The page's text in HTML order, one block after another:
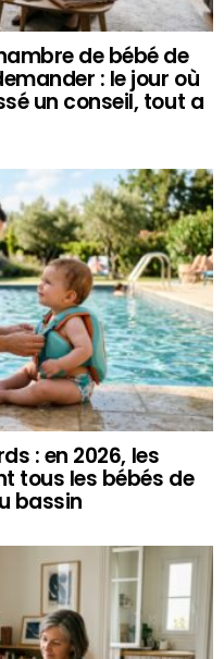
de bébé de
: le jour où
un conseil, tout a
: en 2026, les
tous les bébés de
bassin